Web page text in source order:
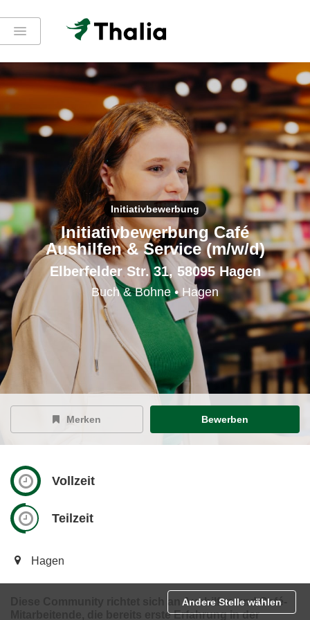
Initiativbewerbung
Initiativbewerbung Café
Aushilfen & Service (m/w/d)
Elberfelder Str. 31, 58095 Hagen
Buch & Bohne • Hagen
Merken Bewerben
Vollzeit
Teilzeit
Hagen
Diese Community richtet sich an Aushilfen und Café-
Mitarbeitende, die bereits erste Erfahrung in der
Andere Stelle wählen